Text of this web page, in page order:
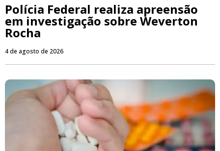
Polícia Federal realiza apreensão
em investigação sobre Weverton
Rocha
4 de agosto de 2026